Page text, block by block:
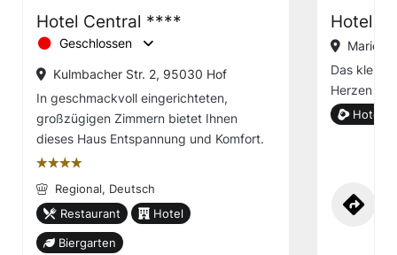
Hotel Central ****
Geschlossen
Kulmbacher Str. 2, 95030 Hof
In geschmackvoll eingerichteten,
großzügigen Zimmern bietet Ihnen
dieses Haus Entspannung und Komfort.
țțțț
Regional, Deutsch
Restaurant Hotel
Biergarten
Hotel
Das kleine
Herzen
Hotel